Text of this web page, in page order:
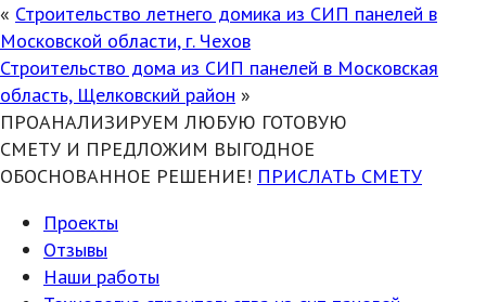
« Строительство летнего домика из СИП панелей в
Московской области, г. Чехов
Строительство дома из СИП панелей в Московская
область, Щелковский район »
ПРОАНАЛИЗИРУЕМ ЛЮБУЮ ГОТОВУЮ
СМЕТУ И ПРЕДЛОЖИМ ВЫГОДНОЕ
ОБОСНОВАННОЕ РЕШЕНИЕ! ПРИСЛАТЬ СМЕТУ
Проекты
Отзывы
Наши работы